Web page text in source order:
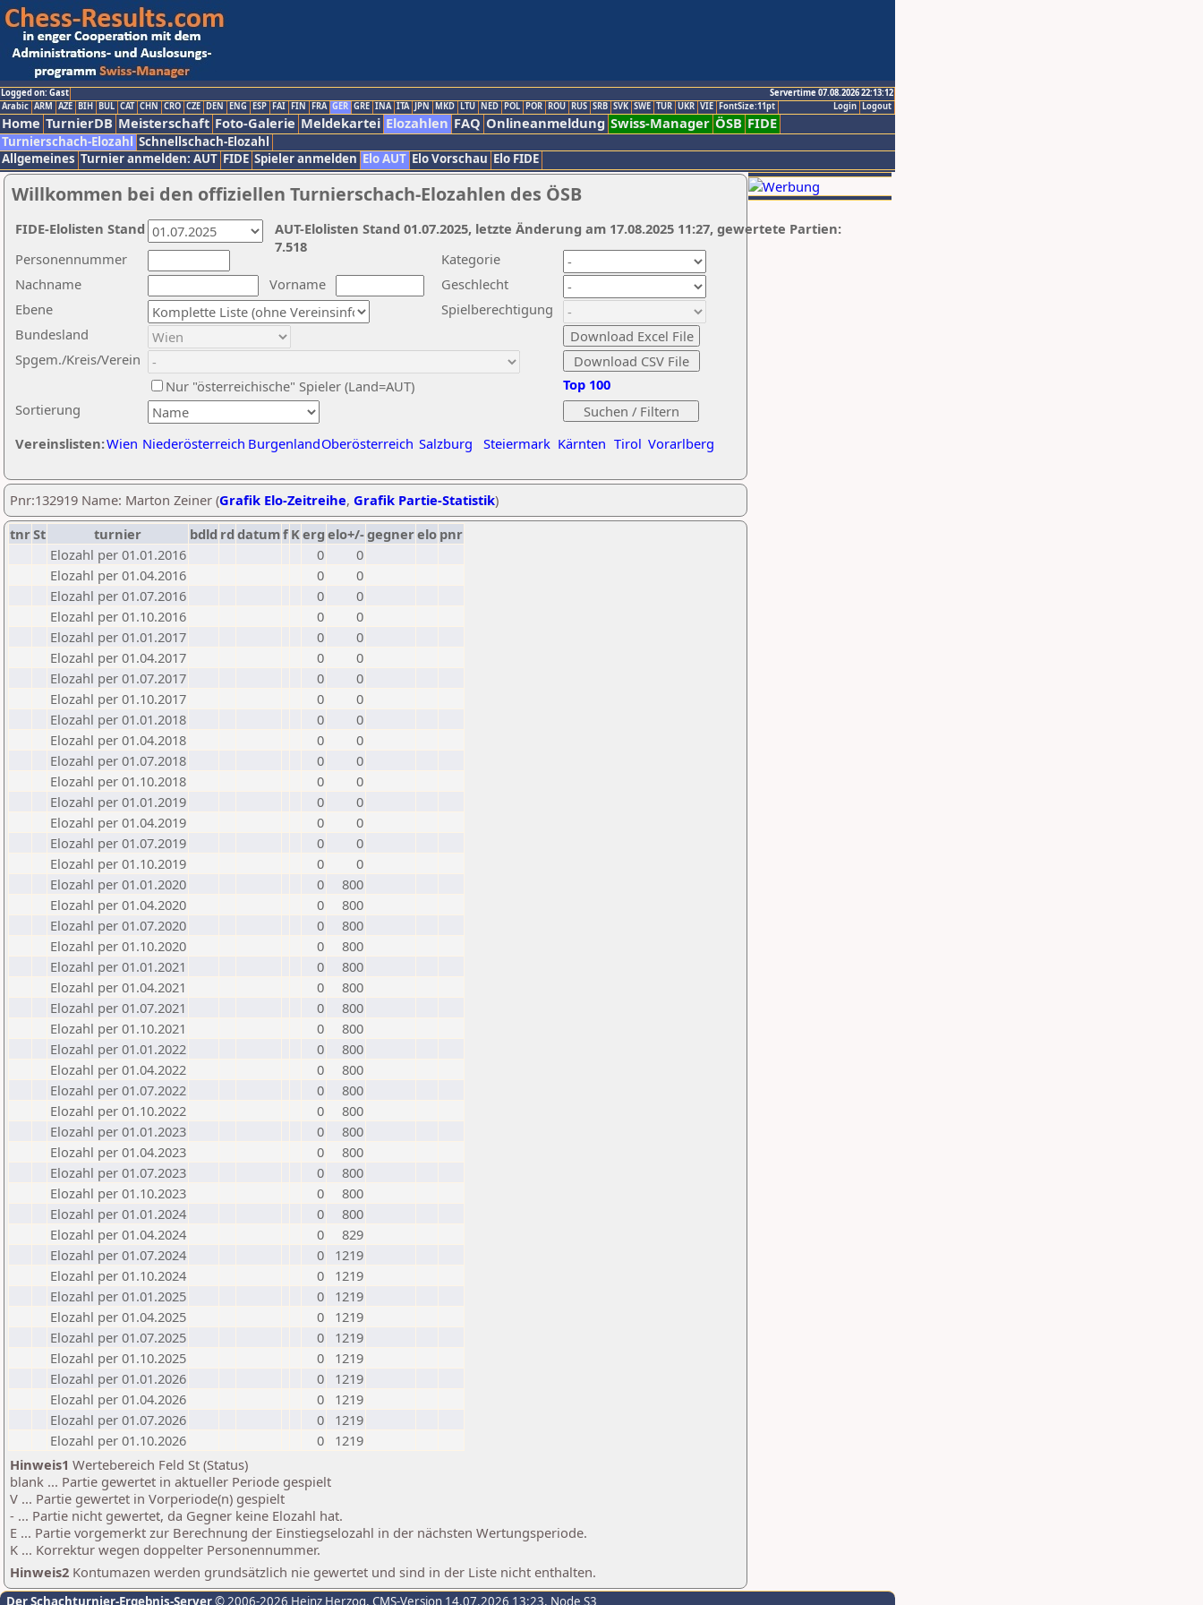
Logged on: Gast
Servertime 07.08.2026 22:13:12
Logout
Login
Arabic ARM AZE BIH BUL CAT CHN CRO CZE DEN ENG ESP FAI FIN FRA GER GRE INA ITA JPN MKD LTU NED POL POR ROU RUS SRB SVK SWE TUR UKR VIE FontSize:11pt
Home TurnierDB Meisterschaft Foto-Galerie Meldekartei Elozahlen FAQ Onlineanmeldung Swiss-Manager ÖSB FIDE
Turnierschach-Elozahl Schnellschach-Elozahl
Allgemeines Turnier anmelden: AUT FIDE Spieler anmelden Elo AUT Elo Vorschau Elo FIDE
Willkommen bei den offiziellen Turnierschach-Elozahlen des ÖSB
Nachname
Vorname
Ebene
Kategorie
Sortierung
Personennummer
Bundesland
Spgem./Kreis/Verein
Geschlecht
Nur "österreichische" Spieler (Land=AUT)
Spielberechtigung
Vereinslisten:Wien Niederösterreich BurgenlandOberösterreich Salzburg Steiermark Kärnten Tirol Vorarlberg
Top 100
AUT-Elolisten Stand 01.07.2025, letzte Änderung am 17.08.2025 11:27, gewertete Partien:
7.518
FIDE-Elolisten Stand
Pnr:132919 Name: Marton Zeiner (Grafik Elo-Zeitreihe, Grafik Partie-Statistik)
tnrSt turnier bdld rd datumf Kerg elo+/-gegnerelo pnr
Elozahl per 01.01.2016
0
0
Elozahl per 01.04.2016
0
0
Elozahl per 01.07.2016
0
0
Elozahl per 01.10.2016
0
0
Elozahl per 01.01.2017
0
0
Elozahl per 01.04.2017
0
0
Elozahl per 01.07.2017
0
0
Elozahl per 01.10.2017
0
0
Elozahl per 01.01.2018
0
0
Elozahl per 01.04.2018
0
0
Elozahl per 01.07.2018
0
0
Elozahl per 01.10.2018
0
0
Elozahl per 01.01.2019
0
0
Elozahl per 01.04.2019
0
0
Elozahl per 01.07.2019
0
0
Elozahl per 01.10.2019
0
0
Elozahl per 01.01.2020
0
800
Elozahl per 01.04.2020
0
800
Elozahl per 01.07.2020
0
800
Elozahl per 01.10.2020
0
800
Elozahl per 01.01.2021
0
800
Elozahl per 01.04.2021
0
800
Elozahl per 01.07.2021
0
800
Elozahl per 01.10.2021
0
800
Elozahl per 01.01.2022
0
800
Elozahl per 01.04.2022
0
800
Elozahl per 01.07.2022
0
800
Elozahl per 01.10.2022
0
800
Elozahl per 01.01.2023
0
800
Elozahl per 01.04.2023
0
800
Elozahl per 01.07.2023
0
800
Elozahl per 01.10.2023
0
800
Elozahl per 01.01.2024
0
800
Elozahl per 01.04.2024
0
829
Elozahl per 01.07.2024
0
1219
Elozahl per 01.10.2024
0
1219
Elozahl per 01.01.2025
0
1219
Elozahl per 01.04.2025
0
1219
Elozahl per 01.07.2025
0
1219
Elozahl per 01.10.2025
0
1219
Elozahl per 01.01.2026
0
1219
Elozahl per 01.04.2026
0
1219
Elozahl per 01.07.2026
0
1219
Elozahl per 01.10.2026
0
1219
Hinweis1 Wertebereich Feld St (Status)
blank ... Partie gewertet in aktueller Periode gespielt
V ... Partie gewertet in Vorperiode(n) gespielt
- ... Partie nicht gewertet, da Gegner keine Elozahl hat.
E ... Partie vorgemerkt zur Berechnung der Einstiegselozahl in der nächsten Wertungsperiode.
K ... Korrektur wegen doppelter Personennummer.
Hinweis2 Kontumazen werden grundsätzlich nie gewertet und sind in der Liste nicht enthalten.
Der Schachturnier-Ergebnis-Server© 2006-2026 Heinz Herzog, CMS-Version 14.07.2026 13:23, Node S3